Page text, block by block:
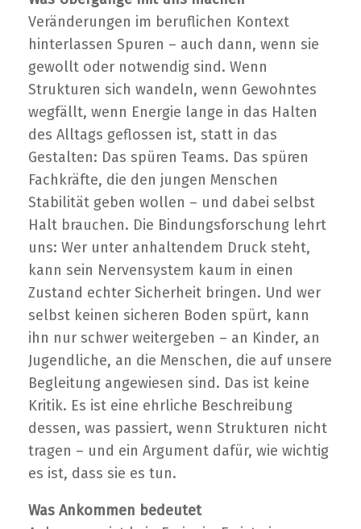
Veränderungen im beruflichen Kontext
hinterlassen Spuren – auch dann, wenn sie
gewollt oder notwendig sind. Wenn
Strukturen sich wandeln, wenn Gewohntes
wegfällt, wenn Energie lange in das Halten
des Alltags geflossen ist, statt in das
Gestalten: Das spüren Teams. Das spüren
Fachkräfte, die den jungen Menschen
Stabilität geben wollen – und dabei selbst
Halt brauchen. Die Bindungsforschung lehrt
uns: Wer unter anhaltendem Druck steht,
kann sein Nervensystem kaum in einen
Zustand echter Sicherheit bringen. Und wer
selbst keinen sicheren Boden spürt, kann
ihn nur schwer weitergeben – an Kinder, an
Jugendliche, an die Menschen, die auf unsere
Begleitung angewiesen sind. Das ist keine
Kritik. Es ist eine ehrliche Beschreibung
dessen, was passiert, wenn Strukturen nicht
tragen – und ein Argument dafür, wie wichtig
es ist, dass sie es tun.
Was Ankommen bedeutet